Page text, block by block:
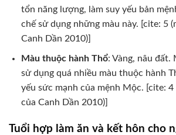
tổn năng lượng, làm suy yếu bản
chế sử dụng những màu này. [cite: 5
Canh Dần 2010)]
Màu thuộc hành Thổ: Vàng, nâu đất.
sử dụng quá nhiều màu thuộc hành
yếu sức mạnh của mệnh Mộc. [cite: 4
của Canh Dần 2010)]
Tuổi hợp làm ăn và kết hôn cho